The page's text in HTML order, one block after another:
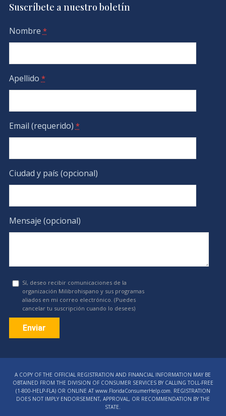
Suscríbete a nuestro boletín
Nombre *
Apellido *
Email (requerido) *
Ciudad y país (opcional)
Mensaje (opcional)
Sí, deseo recibir comunicaciones de la
organización Milibrohispano y sus programas
aliados en mi correo electrónico. (Puedes
cancelar tu suscripción cuando lo desees)
Use.
Please
leave
A COPY OF THE OFFICIAL REGISTRATION AND FINANCIAL INFORMATION MAY BE
OBTAINED FROM THE DIVISION OF CONSUMER SERVICES BY CALLING TOLL-FREE
(1‑800‑HELP‑FLA) OR ONLINE AT www.FloridaConsumerHelp.com. REGISTRATION
DOES NOT IMPLY ENDORSEMENT, APPROVAL, OR RECOMMENDATION BY THE
STATE.